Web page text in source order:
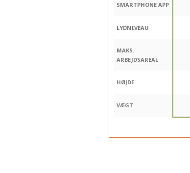
SMARTPHONE APP
LYDNIVEAU
MAKS.
ARBEJDSAREAL
HØJDE
VÆGT